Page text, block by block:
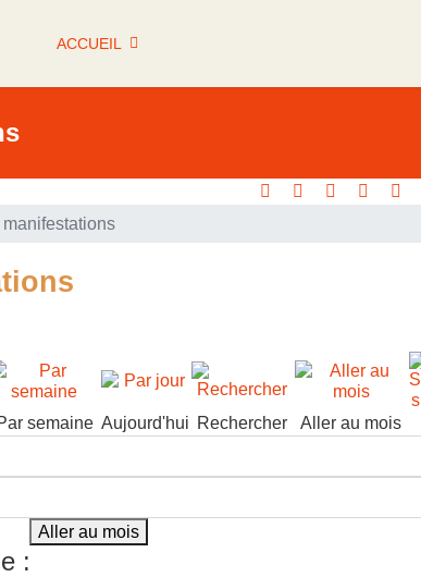
ACCUEIL
semaine Aujourd'hui Rechercher Aller au mois
Aller au mois
: